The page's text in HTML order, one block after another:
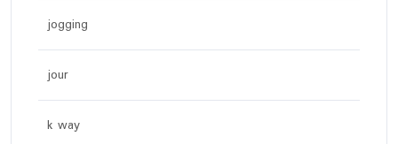
jogging
jour
k way